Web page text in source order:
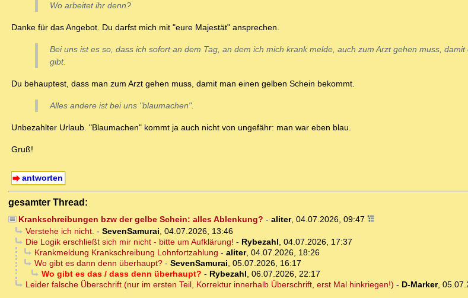
Wo arbeitet ihr denn?
Danke für das Angebot. Du darfst mich mit "eure Majestät" ansprechen.
Bei uns ist es so, dass ich sofort an dem Tag, an dem ich mich krank melde, auch zum Arzt gehen muss,
gibt.
Du behauptest, dass man zum Arzt gehen muss, damit man einen gelben Schein bekommt.
Alles andere ist bei uns "blaumachen".
Unbezahlter Urlaub. "Blaumachen" kommt ja auch nicht von ungefähr: man war eben blau.
Gruß!
antworten
gesamter Thread:
Krankschreibungen bzw der gelbe Schein: alles Ablenkung? - aliter, 04.07.2026, 09:47
Verstehe ich nicht. - SevenSamurai, 04.07.2026, 13:46
Die Logik erschließt sich mir nicht - bitte um Aufklärung! - Rybezahl, 04.07.2026, 17:37
Krankmeldung Krankschreibung Lohnfortzahlung - aliter, 04.07.2026, 18:26
Wo gibt es dann denn überhaupt?- SevenSamurai, 05.07.2026, 16:17
Wo gibt es das / dass denn überhaupt? - Rybezahl, 06.07.2026, 22:17
Leider falsche Überschrift (nur im ersten Teil, Korrektur innerhalb Überschrift, erst Mal hinkriegen!) - D-Marker,